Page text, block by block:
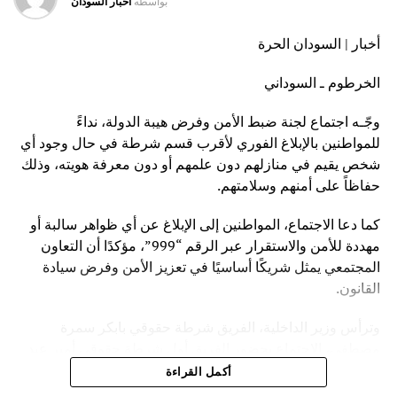
أخبار | السودان الحرة
الخرطوم ـ السوداني
وجّـه اجتماع لجنة ضبط الأمن وفرض هيبة الدولة، نداءً
للمواطنين بالإبلاغ الفوري لأقرب قسم شرطة في حال وجود أي
شخص يقيم في منازلهم دون علمهم أو دون معرفة هويته، وذلك
حفاظاً على أمنهم وسلامتهم.
كما دعا الاجتماع، المواطنين إلى الإبلاغ عن أي ظواهر سالبة أو
مهددة للأمن والاستقرار عبر الرقم “999”، مؤكدًا أن التعاون
المجتمعي يمثل شريكًا أساسيًا في تعزيز الأمن وفرض سيادة
القانون.
المنعم فضل حسين، مدير عام قوات الشرطة، وأعضاء اللجنة.
أكمل القراءة